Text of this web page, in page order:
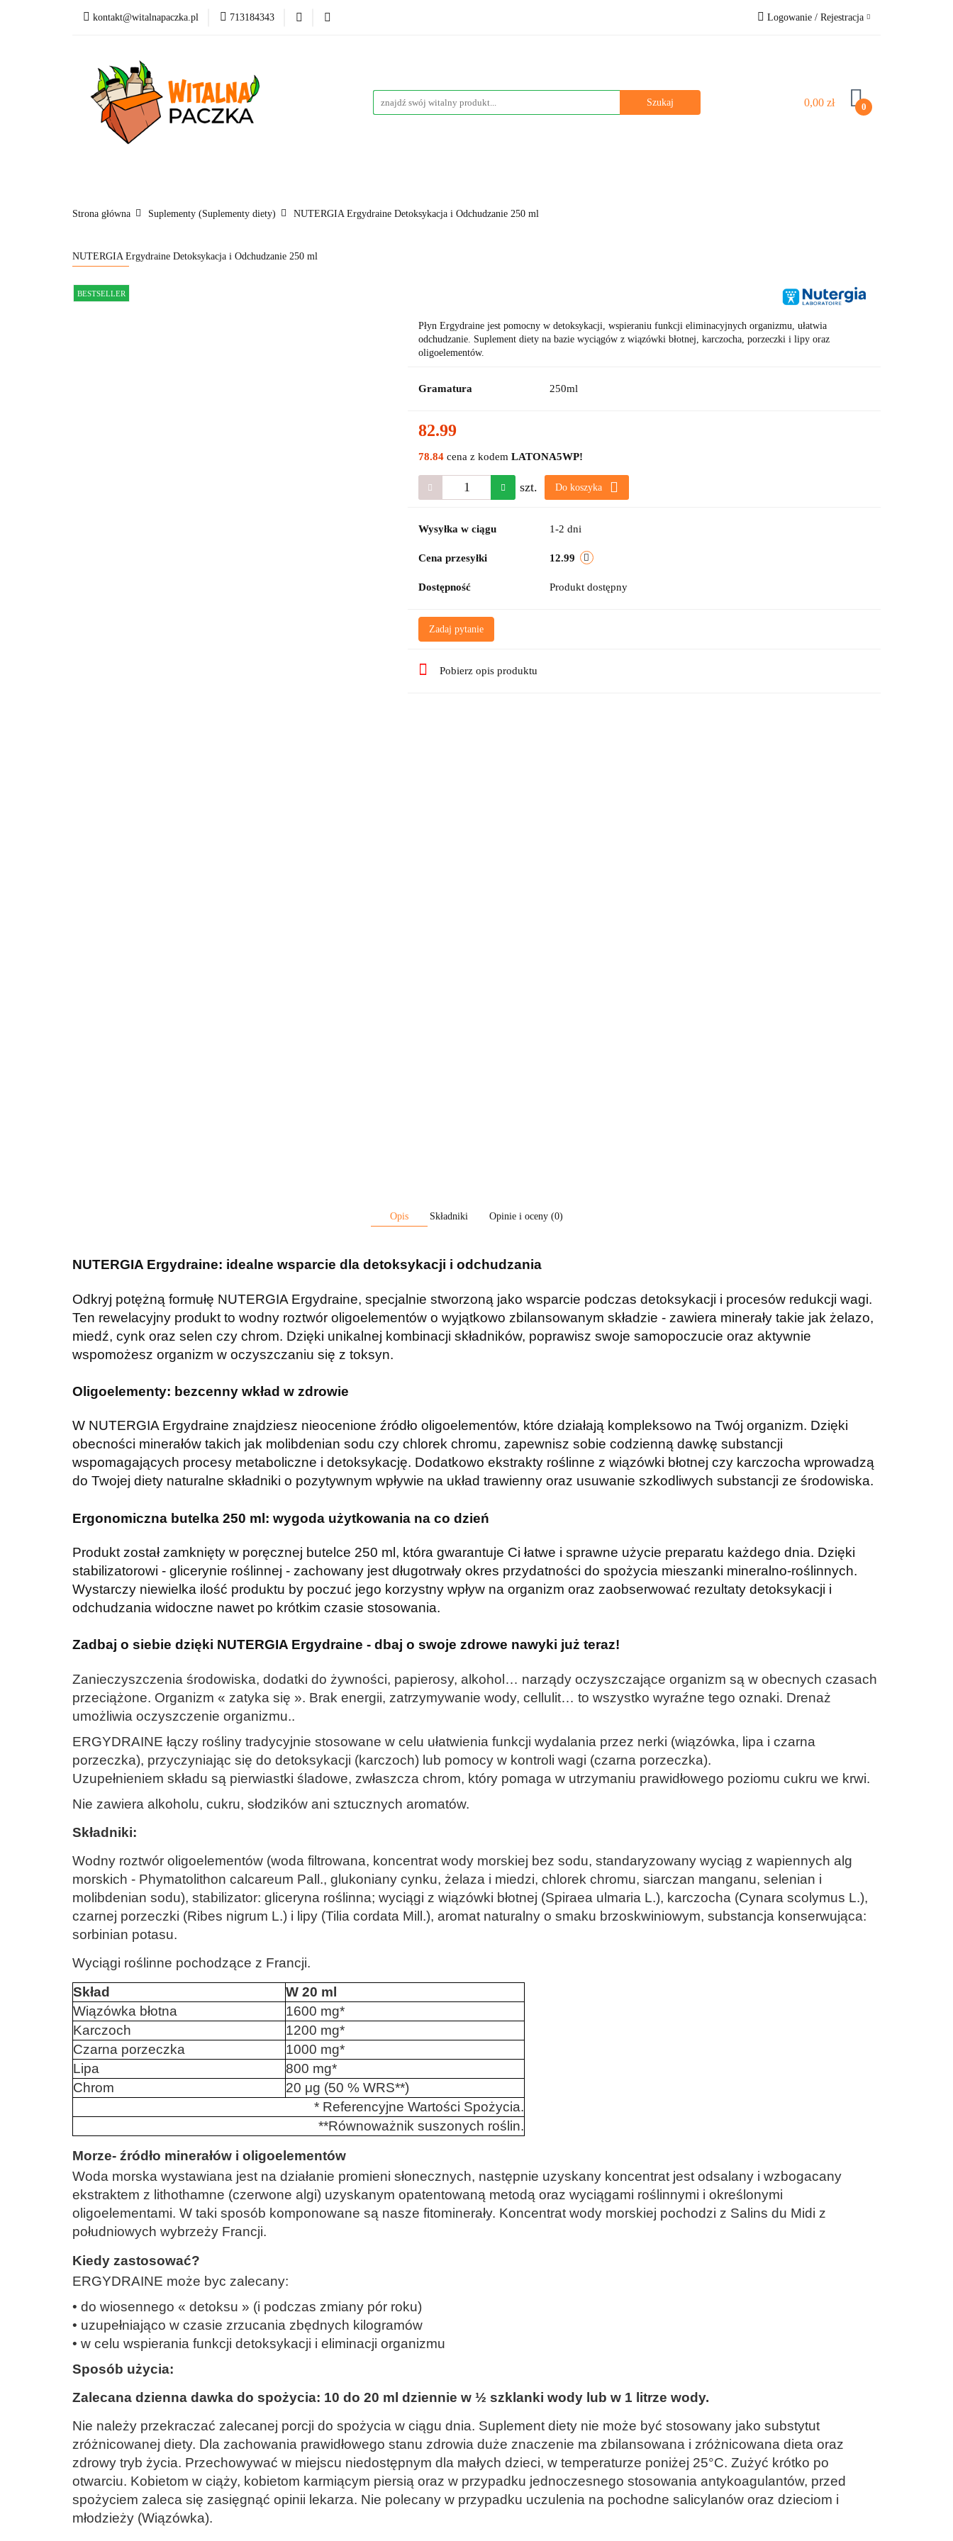
kontakt@witalnapaczka.pl 713184343 Logowanie / Rejestracja
Pytanie o produkt
Zgody cookies
0,00 zł 0
Marki Blog
Kategorie Suplementy
Nowości
Strona główna Suplementy (Suplementy diety) NUTERGIA Ergydraine Detoksykacja i Odchudzanie 250 ml
NUTERGIA Ergydraine Detoksykacja i Odchudzanie 250 ml
BESTSELLER
Płyn Ergydraine jest pomocny w detoksykacji, wspieraniu funkcji eliminacyjnych organizmu, ułatwia
odchudzanie. Suplement diety na bazie wyciągów z wiązówki błotnej, karczocha, porzeczki i lipy oraz
oligoelementów.
Gramatura 250ml
82.99
78.84cena z kodem LATONA5WP!
szt. Do koszyka
Wysyłka w ciągu 1-2 dni
Cena przesyłki 12.99
Dostępność Produkt dostępny
Zadaj pytanie
Pobierz opis produktu
Opis Składniki Opinie i oceny (0)
NUTERGIA Ergydraine: idealne wsparcie dla detoksykacji i odchudzania
Odkryj potężną formułę NUTERGIA Ergydraine, specjalnie stworzoną jako wsparcie podczas detoksykacji i procesów redukcji wagi.
Ten rewelacyjny produkt to wodny roztwór oligoelementów o wyjątkowo zbilansowanym składzie - zawiera minerały takie jak żelazo,
miedź, cynk oraz selen czy chrom. Dzięki unikalnej kombinacji składników, poprawisz swoje samopoczucie oraz aktywnie
wspomożesz organizm w oczyszczaniu się z toksyn.
Oligoelementy: bezcenny wkład w zdrowie
W NUTERGIA Ergydraine znajdziesz nieocenione źródło oligoelementów, które działają kompleksowo na Twój organizm. Dzięki
obecności minerałów takich jak molibdenian sodu czy chlorek chromu, zapewnisz sobie codzienną dawkę substancji
wspomagających procesy metaboliczne i detoksykację. Dodatkowo ekstrakty roślinne z wiązówki błotnej czy karczocha wprowadzą
do Twojej diety naturalne składniki o pozytywnym wpływie na układ trawienny oraz usuwanie szkodliwych substancji ze środowiska.
Ergonomiczna butelka 250 ml: wygoda użytkowania na co dzień
Produkt został zamknięty w poręcznej butelce 250 ml, która gwarantuje Ci łatwe i sprawne użycie preparatu każdego dnia. Dzięki
stabilizatorowi - glicerynie roślinnej - zachowany jest długotrwały okres przydatności do spożycia mieszanki mineralno-roślinnych.
Wystarczy niewielka ilość produktu by poczuć jego korzystny wpływ na organizm oraz zaobserwować rezultaty detoksykacji i
odchudzania widoczne nawet po krótkim czasie stosowania.
Zadbaj o siebie dzięki NUTERGIA Ergydraine - dbaj o swoje zdrowe nawyki już teraz!
Zanieczyszczenia środowiska, dodatki do żywności, papierosy, alkohol… narządy oczyszczające organizm są w obecnych czasach
przeciążone. Organizm « zatyka się ». Brak energii, zatrzymywanie wody, cellulit… to wszystko wyraźne tego oznaki. Drenaż
umożliwia oczyszczenie organizmu..
ERGYDRAINE łączy rośliny tradycyjnie stosowane w celu ułatwienia funkcji wydalania przez nerki (wiązówka, lipa i czarna
porzeczka), przyczyniając się do detoksykacji (karczoch) lub pomocy w kontroli wagi (czarna porzeczka).
Uzupełnieniem składu są pierwiastki śladowe, zwłaszcza chrom, który pomaga w utrzymaniu prawidłowego poziomu cukru we krwi.
Nie zawiera alkoholu, cukru, słodzików ani sztucznych aromatów.
Składniki:
Wodny roztwór oligoelementów (woda filtrowana, koncentrat wody morskiej bez sodu, standaryzowany wyciąg z wapiennych alg
morskich - Phymatolithon calcareum Pall., glukoniany cynku, żelaza i miedzi, chlorek chromu, siarczan manganu, selenian i
molibdenian sodu), stabilizator: gliceryna roślinna; wyciągi z wiązówki błotnej (Spiraea ulmaria L.), karczocha (Cynara scolymus L.),
czarnej porzeczki (Ribes nigrum L.) i lipy (Tilia cordata Mill.), aromat naturalny o smaku brzoskwiniowym, substancja konserwująca:
sorbinian potasu.
Wyciągi roślinne pochodzące z Francji.
Skład
W 20 ml
Wiązówka błotna
1600 mg*
Karczoch
1200 mg*
Czarna porzeczka
1000 mg*
Lipa
800 mg*
Chrom
20 μg (50 % WRS**)
* Referencyjne Wartości Spożycia.
**Równoważnik suszonych roślin.
Morze- źródło minerałów i oligoelementów
Woda morska wystawiana jest na działanie promieni słonecznych, następnie uzyskany koncentrat jest odsalany i wzbogacany
ekstraktem z lithothamne (czerwone algi) uzyskanym opatentowaną metodą oraz wyciągami roślinnymi i określonymi
oligoelementami. W taki sposób komponowane są nasze fitominerały. Koncentrat wody morskiej pochodzi z Salins du Midi z
południowych wybrzeży Francji.
Kiedy zastosować?
ERGYDRAINE może byc zalecany:
• do wiosennego « detoksu » (i podczas zmiany pór roku)
• uzupełniająco w czasie zrzucania zbędnych kilogramów
• w celu wspierania funkcji detoksykacji i eliminacji organizmu
Sposób użycia:
Zalecana dzienna dawka do spożycia: 10 do 20 ml dziennie w ½ szklanki wody lub w 1 litrze wody.
Nie należy przekraczać zalecanej porcji do spożycia w ciągu dnia. Suplement diety nie może być stosowany jako substytut
zróżnicowanej diety. Dla zachowania prawidłowego stanu zdrowia duże znaczenie ma zbilansowana i zróżnicowana dieta oraz
zdrowy tryb życia. Przechowywać w miejscu niedostępnym dla małych dzieci, w temperaturze poniżej 25°C. Zużyć krótko po
otwarciu. Kobietom w ciąży, kobietom karmiącym piersią oraz w przypadku jednoczesnego stosowania antykoagulantów, przed
spożyciem zaleca się zasięgnąć opinii lekarza. Nie polecany w przypadku uczulenia na pochodne salicylanów oraz dzieciom i
młodzieży (Wiązówka).